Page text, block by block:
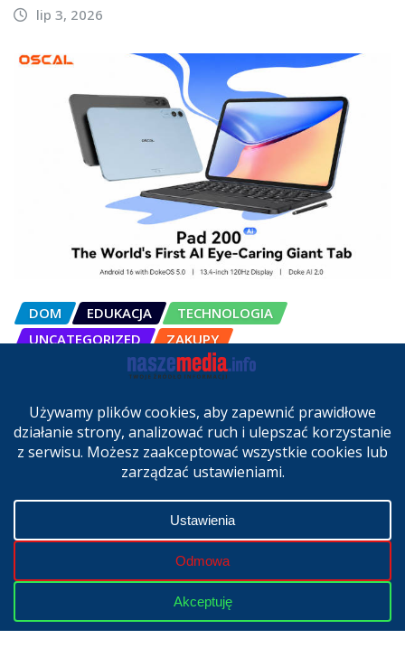
lip 3, 2026
DOM EDUKACJA
TECHNOLOGIA
UNCATEGORIZED
ZAKUPY
OSCAL Pad 200 alternatywą dla
sprzedaży w Polsce
cze 27, 2026